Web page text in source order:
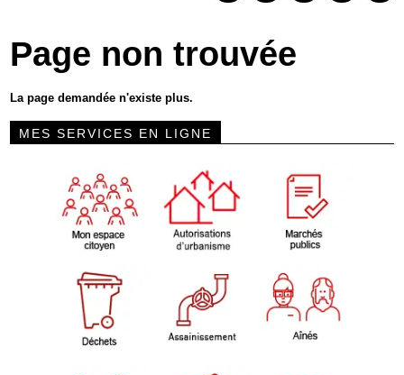
Economie
Services
Contacts
Page non trouvée
La page demandée n'existe plus.
MES SERVICES EN LIGNE